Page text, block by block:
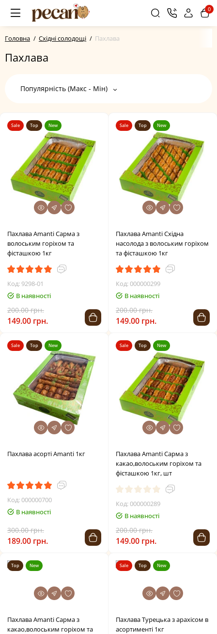
0
Головна Східні солодощі Пахлава
Пахлава
Популярність (Макс - Мін)
Sale Top New
Пахлава Amanti Сарма з
волоським горіхом та
фісташкою 1кг
Код: 9298-01
В наявності
200.00 грн.
149.00 грн.
Sale Top New
Пахлава Amanti Східна
насолода з волоським горіхом
та фісташкою 1кг
Код: 000000299
В наявності
200.00 грн.
149.00 грн.
Sale Top New
Пахлава асорті Amanti 1кг
Код: 000000700
В наявності
300.00 грн.
189.00 грн.
Sale Top New
Пахлава Amanti Сарма з
какао,волоським горіхом та
фісташкою 1кг, шт
Код: 000000289
В наявності
200.00 грн.
149.00 грн.
Top New
Пахлава Amanti Сарма з
какао,волоським горіхом та
Sale Top New
Пахлава Турецька з арахісом в
асортименті 1кг